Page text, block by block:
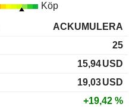
Köp
ACKUMULERA
25
15,94USD
19,03USD
+19,42 %